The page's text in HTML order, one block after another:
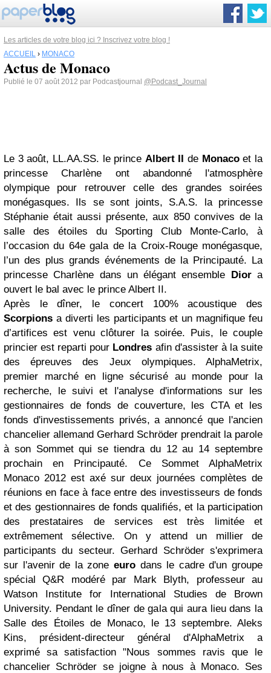
Les articles de votre blog ici ? Inscrivez votre blog !
ACCUEIL › MONACO
Actus de Monaco
Publié le 07 août 2012 par Podcastjournal @Podcast_Journal
Le 3 août, LL.AA.SS. le prince Albert II de Monacoet la
princesse Charlène ont abandonné l'atmosphère
olympique pour retrouver celle des grandes soirées
monégasques. Ils se sont joints, S.A.S. la princesse
Stéphanie était aussi présente, aux 850 convives de la
salle des étoiles du Sporting Club Monte-Carlo, à
l’occasion du 64e gala de la Croix-Rouge monégasque,
l’un des plus grands événements de la Principauté. La
princesse Charlène dans un élégant ensemble Diora
ouvert le bal avec le prince Albert II.
Après le dîner, le concert 100% acoustique des
Scorpions a diverti les participants et un magnifique feu
d’artifices est venu clôturer la soirée. Puis, le couple
princier est reparti pour Londres afin d'assister à la suite
des épreuves des Jeux olympiques. AlphaMetrix,
premier marché en ligne sécurisé au monde pour la
recherche, le suivi et l'analyse d'informations sur les
gestionnaires de fonds de couverture, les CTA et les
fonds d'investissements privés, a annoncé que l'ancien
chancelier allemand Gerhard Schröder prendrait la parole
à son Sommet qui se tiendra du 12 au 14 septembre
prochain en Principauté. Ce Sommet AlphaMetrix
Monaco 2012 est axé sur deux journées complètes de
réunions en face à face entre des investisseurs de fonds
et des gestionnaires de fonds qualifiés, et la participation
des prestataires de services est très limitée et
extrêmement sélective. On y attend un millier de
participants du secteur. Gerhard Schröder s'exprimera
sur l'avenir de la zone euro dans le cadre d'un groupe
spécial Q&R modéré par Mark Blyth, professeur au
Watson Institute for International Studies de Brown
University. Pendant le dîner de gala qui aura lieu dans la
Salle des Étoiles de Monaco, le 13 septembre. Aleks
Kins, président-directeur général d'AlphaMetrix a
exprimé sa satisfaction"Nous sommes ravis que le
chancelier Schröder se joigne à nous à Monaco. Ses